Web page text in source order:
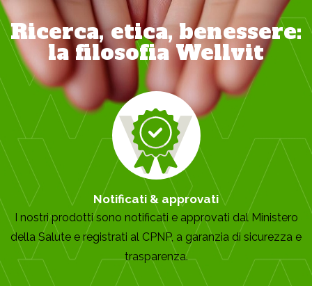
Ricerca, etica, benessere:
la filosofia Wellvit
Notificati & approvati
I nostri prodotti sono notificati e approvati dal Ministero
della Salute e registrati al CPNP, a garanzia di sicurezza e
trasparenza.